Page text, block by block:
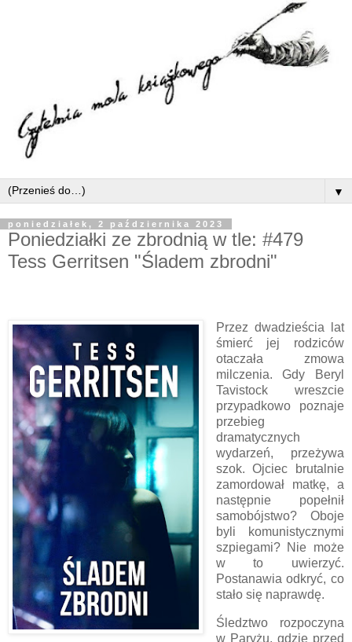
▼
poniedziałek, 2 października 2023
Poniedziałki ze zbrodnią w tle: #479
Tess Gerritsen "Śladem zbrodni"
Przez dwadzieścia lat
śmierć jej rodziców
otaczała zmowa
milczenia. Gdy Beryl
Tavistock wreszcie
przypadkowo poznaje
przebieg
dramatycznych
wydarzeń, przeżywa
szok. Ojciec brutalnie
zamordował matkę, a
następnie popełnił
samobójstwo? Oboje
byli komunistycznymi
szpiegami? Nie może
w to uwierzyć.
Postanawia odkryć, co
stało się naprawdę.
Śledztwo rozpoczyna
w Paryżu, gdzie przed